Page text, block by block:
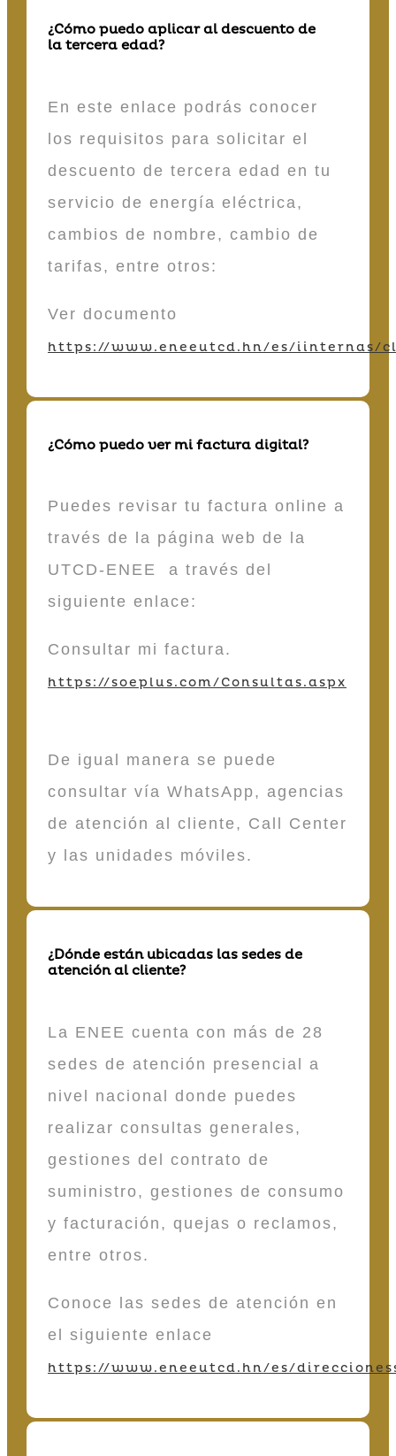
¿Cómo puedo aplicar al descuento de
la tercera edad?
En este enlace podrás conocer
los requisitos para solicitar el
descuento de tercera edad en tu
servicio de energía eléctrica,
cambios de nombre, cambio de
tarifas, entre otros:
Ver documento
https://www.eneeutcd.hn/es/iinternas/
¿Cómo puedo ver mi factura digital?
Puedes revisar tu factura online a
través de la página web de la
UTCD-ENEE a través del
siguiente enlace:
Consultar mi factura.
https://soeplus.com/Consultas.aspx
De igual manera se puede
consultar vía WhatsApp, agencias
de atención al cliente, Call Center
y las unidades móviles.
¿Dónde están ubicadas las sedes de
atención al cliente?
La ENEE cuenta con más de 28
sedes de atención presencial a
nivel nacional donde puedes
realizar consultas generales,
gestiones del contrato de
suministro, gestiones de consumo
y facturación, quejas o reclamos,
entre otros.
Conoce las sedes de atención en
el siguiente enlace
https://www.eneeutcd.hn/es/